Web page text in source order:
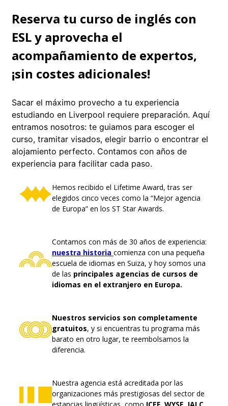
Reserva tu curso de inglés con
ESL y aprovecha el
acompañamiento de expertos,
¡sin costes adicionales!
Sacar el máximo provecho a tu experiencia
estudiando en Liverpool requiere preparación. Aquí
entramos nosotros: te guiamos para escoger el
curso, tramitar visados, elegir barrio o encontrar el
alojamiento perfecto. Contamos con años de
experiencia para facilitar cada paso.
Hemos recibido el Lifetime Award, tras ser
elegidos cinco veces como la “Mejor agencia
de Europa” en los ST Star Awards.
Contamos con más de 30 años de experiencia:
nuestra historia comienza con una pequeña
escuela de idiomas en Suiza, y hoy somos una
de las principales agencias de cursos de
idiomas en el extranjero en Europa.
Nuestros servicios son completamente
gratuitos, y si encuentras tu programa más
barato en otro lugar, te reembolsamos la
diferencia.
Nuestra agencia está acreditada por las
organizaciones más prestigiosas del sector de